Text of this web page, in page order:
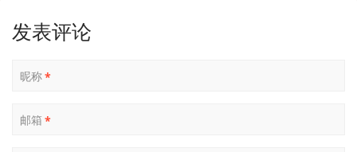
发表评论
昵称*
邮箱 *